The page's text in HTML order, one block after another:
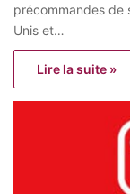
précommandes de
Unis et…
Lire la suite »